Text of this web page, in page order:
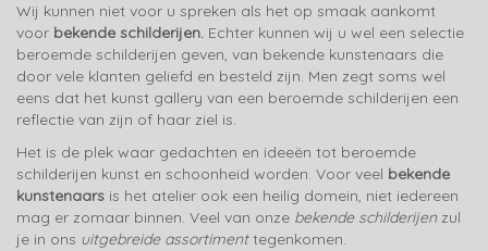
Wij kunnen niet voor u spreken als het op smaak aankomt
voor bekende schilderijen. Echter kunnen wij u wel een selectie
beroemde schilderijen geven, van bekende kunstenaars die
door vele klanten geliefd en besteld zijn. Men zegt soms wel
eens dat het kunst gallery van een beroemde schilderijen een
reflectie van zijn of haar ziel is.
Het is de plek waar gedachten en ideeën tot beroemde
schilderijen kunst en schoonheid worden. Voor veel bekende
kunstenaars is het atelier ook een heilig domein, niet iedereen
mag er zomaar binnen. Veel van onze bekende schilderijenzul
je in ons uitgebreide assortimenttegenkomen.